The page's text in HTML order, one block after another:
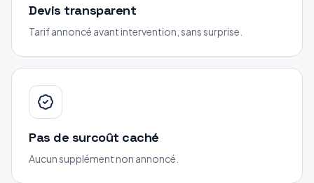
Devis transparent
Tarif annoncé avant intervention, sans surprise.
Pas de surcoût caché
Aucun supplément non annoncé.